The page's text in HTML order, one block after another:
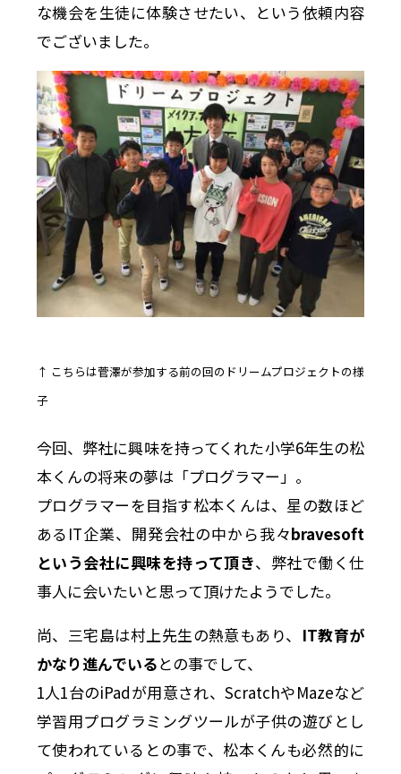
な機会を生徒に体験させたい、という依頼内容
でございました。
↑ こちらは菅澤が参加する前の回のドリームプロジェクトの様
子
今回、弊社に興味を持ってくれた小学6年生の松
本くんの将来の夢は「プログラマー」。
プログラマーを目指す松本くんは、星の数ほど
あるIT企業、開発会社の中から我々bravesoft
という会社に興味を持って頂き、弊社で働く仕
事人に会いたいと思って頂けたようでした。
尚、三宅島は村上先生の熱意もあり、 IT教育が
かなり進んでいるとの事でして、
1人1台のiPadが用意され、ScratchやMazeなど
学習用プログラミングツールが子供の遊びとし
て使われているとの事で、松本くんも必然的に